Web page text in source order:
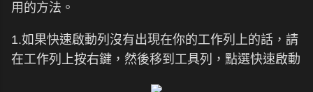
用的方法。
1.如果快速啟動列沒有出現在你的工作列上的話，請
在工作列上按右鍵，然後移到工具列，點選快速啟動